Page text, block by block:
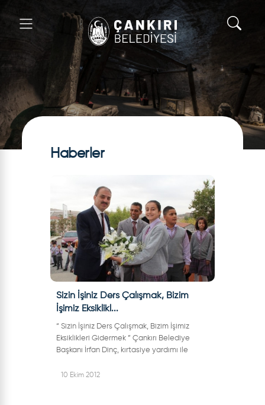
Haberler
Sizin İşiniz Ders Çalışmak, Bizim
İşimiz Eksiklikl...
“ Sizin İşiniz Ders Çalışmak, Bizim İşimiz
Eksiklikleri Gidermek ” Çankırı Belediye
Başkanı İrfan Dinç, kırtasiye yardımı ile
yardım ettiği okul sayısına...
10 Ekim 2012